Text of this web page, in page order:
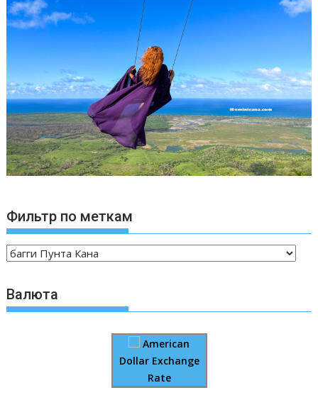
Фильтр по меткам
Валюта
American
Dollar Exchange
Rate